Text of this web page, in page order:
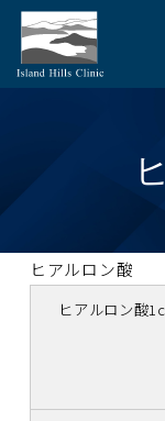
ヒアルロン酸
ヒアルロン酸